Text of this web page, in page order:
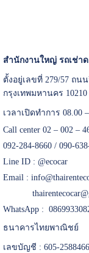
สำนักงานใหญ่ รถเช่าด
ตั้งอยู่เลขที่ 279/57 ถ
กรุงเทพมหานคร 10210
เวลาเปิดทำการ 08.00
Call center 02 – 002 –
092-284-8660 / 090-
Line ID : @ecocar
Email :
WhatsApp :
ธนาคารไทยพาณิชย์
เลขบัญชี : 605-2588466